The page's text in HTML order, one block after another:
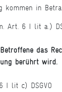
kommen in
Art. 6 I lit a.)
das
berührt wird.
I lit c) DSGVO